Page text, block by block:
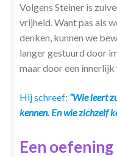
Volgens Steiner is
vrijheid. Want pas als
denken, kunnen we
langer gestuurd door
maar door een innerlijk
Hij schreef: “Wie leert
kennen. En wie zichzelf
Een